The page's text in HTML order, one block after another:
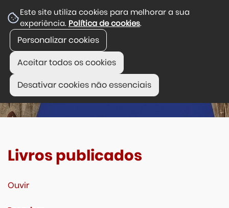
Este site utiliza cookies para melhorar a sua
experiência. Política de cookies.
Personalizar cookies
Aceitar todos os cookies
Desativar cookies não essenciais
Livros publicados
Ouvir